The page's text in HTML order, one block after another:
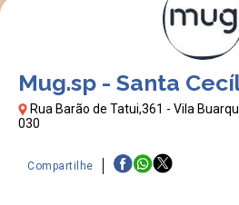
Mug.sp - Santa
Rua Barão de Tatui,361 - Vila
030
Compartilhe